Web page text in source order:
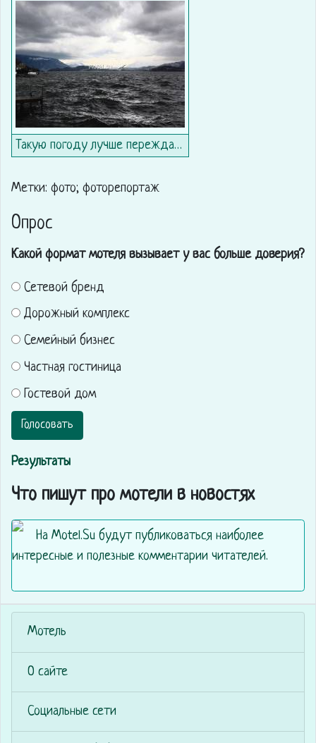
Такую погоду лучше переждать в мотеле
Метки: фото; фоторепортаж
Опрос
Какой формат мотеля вызывает у вас больше доверия?
Сетевой бренд
Дорожный комплекс
Семейный бизнес
Частная гостиница
Гостевой дом
Голосовать
Результаты
Что пишут про мотели в новостях
На Motel.Su будут публиковаться наиболее
интересные и полезные комментарии читателей.
Мотель
О сайте
Социальные сети